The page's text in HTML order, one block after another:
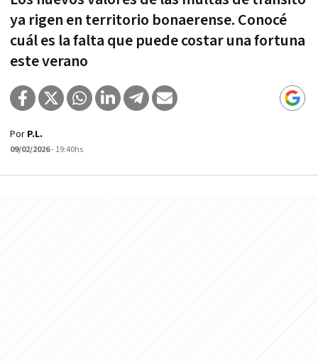
ya rigen en territorio bonaerense. Conocé
cuál es la falta que puede costar una fortuna
este verano
Por P.L.
09/02/2026- 19:40hs